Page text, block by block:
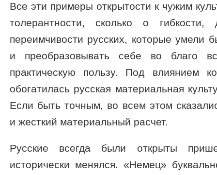
Все эти примеры открытости к чужим
толерантности, сколько о
переимчивости русских, которые умели
и преобразовывать себе во благо
практическую пользу. Под влиянием
обогатилась русская материальная
Если быть точным, во всем этом
и жесткий материальный расчет.
Русские всегда были открыты
исторически менялся. «Немец»